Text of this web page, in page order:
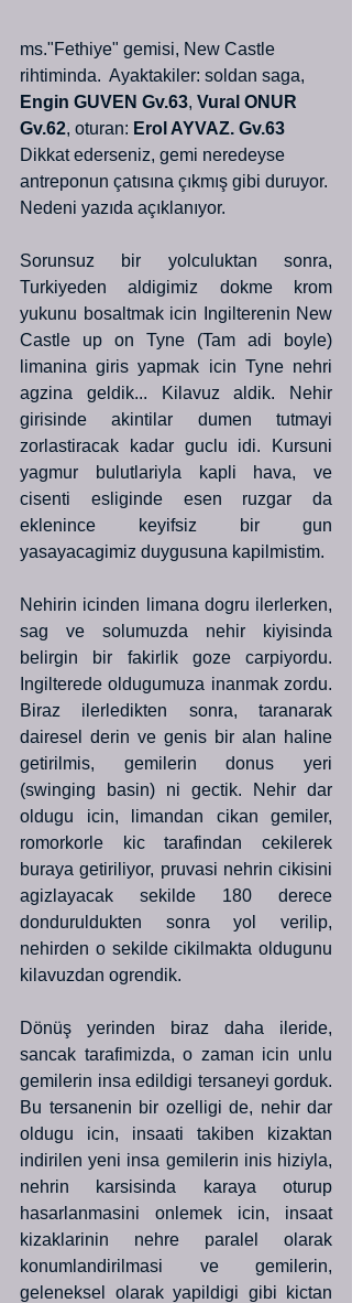
ms."Fethiye" gemisi, New Castle
rihtiminda.  Ayaktakiler: soldan saga,
Engin GUVEN Gv.63, Vural ONUR
Gv.62, oturan: Erol AYVAZ. Gv.63
Dikkat ederseniz, gemi neredeyse
antreponun çatısına çıkmış gibi duruyor.
Nedeni yazıda açıklanıyor.
Sorunsuz bir yolculuktan sonra,
Turkiyeden aldigimiz dokme krom
yukunu bosaltmak icin Ingilterenin New
Castle up on Tyne (Tam adi boyle)
limanina giris yapmak icin Tyne nehri
agzina geldik... Kilavuz aldik. Nehir
girisinde akintilar dumen tutmayi
zorlastiracak kadar guclu idi. Kursuni
yagmur bulutlariyla kapli hava, ve
cisenti esliginde esen ruzgar da
eklenince keyifsiz bir gun
yasayacagimiz duygusuna kapilmistim.
Nehirin icinden limana dogru ilerlerken,
sag ve solumuzda nehir kiyisinda
belirgin bir fakirlik goze carpiyordu.
Ingilterede oldugumuza inanmak zordu.
Biraz ilerledikten sonra, taranarak
dairesel derin ve genis bir alan haline
getirilmis, gemilerin donus yeri
(swinging basin) ni gectik. Nehir dar
oldugu icin, limandan cikan gemiler,
romorkorle kic tarafindan cekilerek
buraya getiriliyor, pruvasi nehrin cikisini
agizlayacak sekilde 180 derece
donduruldukten sonra yol verilip,
nehirden o sekilde cikilmakta oldugunu
kilavuzdan ogrendik.
Dönüş yerinden biraz daha ileride,
sancak tarafimizda, o zaman icin unlu
gemilerin insa edildigi tersaneyi gorduk.
Bu tersanenin bir ozelligi de, nehir dar
oldugu icin, insaati takiben kizaktan
indirilen yeni insa gemilerin inis hiziyla,
nehrin karsisinda karaya oturup
hasarlanmasini onlemek icin, insaat
kizaklarinin nehre paralel olarak
konumlandirilmasi ve gemilerin,
geleneksel olarak yapildigi gibi kictan